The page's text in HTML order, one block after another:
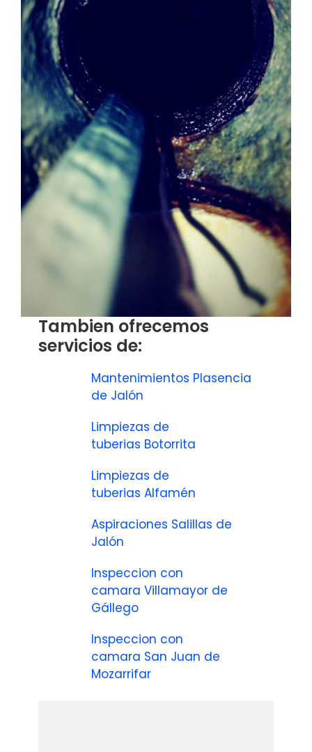
Tambien ofrecemos
servicios de:
Mantenimientos Plasencia
de Jalón
Limpiezas de
tuberias Botorrita
Limpiezas de
tuberias Alfamén
Aspiraciones Salillas de
Jalón
Inspeccion con
camara Villamayor de
Gállego
Inspeccion con
camara San Juan de
Mozarrifar